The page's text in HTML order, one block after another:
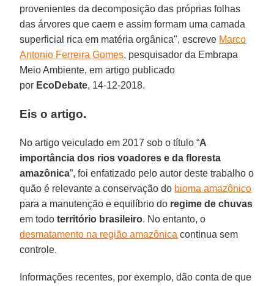
provenientes da decomposição das próprias folhas
das árvores que caem e assim formam uma camada
superficial rica em matéria orgânica", escreve Marco
Antonio Ferreira Gomes, pesquisador da Embrapa
Meio Ambiente, em artigo publicado
por EcoDebate, 14-12-2018.
Eis o artigo.
No artigo veiculado em 2017 sob o título “A
importância dos rios voadores e da floresta
amazônica”, foi enfatizado pelo autor deste trabalho o
quão é relevante a conservação do bioma amazônico
para a manutenção e equilíbrio do regime de chuvas
em todoterritório brasileiro. No entanto, o
desmatamento na região amazônica continua sem
controle.
Informações recentes, por exemplo, dão conta de que